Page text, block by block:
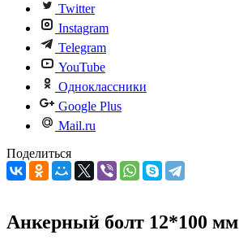
Twitter
Instagram
Telegram
YouTube
Одноклассники
Google Plus
Mail.ru
Поделиться
Анкерный болт 12*100 мм